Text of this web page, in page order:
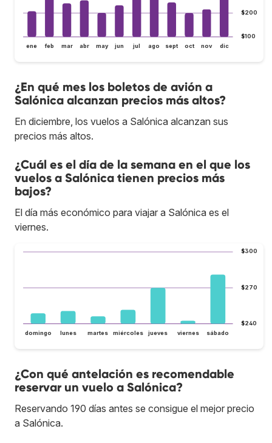
$100
$200
ene feb mar abr may jun jul ago sept oct nov dic
¿En qué mes los boletos de avión a
Salónica alcanzan precios más altos?
En diciembre, los vuelos a Salónica alcanzan sus
precios más altos.
¿Cuál es el día de la semana en el que los
vuelos a Salónica tienen precios más
bajos?
El día más económico para viajar a Salónica es el
viernes.
$240
$270
$300
domingo lunes martes miércoles jueves viernes sábado
¿Con qué antelación es recomendable
reservar un vuelo a Salónica?
Reservando 190 días antes se consigue el mejor precio
a Salónica.